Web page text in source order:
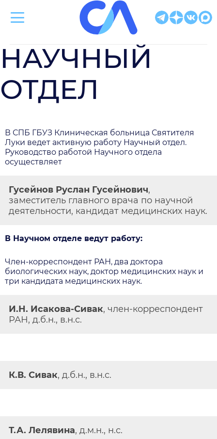
НАУЧНЫЙ
ОТДЕЛ
В СПБ ГБУЗ Клиническая больница Святителя
Луки ведет активную работу Научный отдел.
Руководство работой Научного отдела
осуществляет
Гусейнов Руслан Гусейнович,
заместитель главного врача по научной
деятельности, кандидат медицинских наук.
В Научном отделе ведут работу:
Член-корреспондент РАН, два доктора
биологических наук, доктор медицинских наук и
три кандидата медицинских наук.
И.Н. Исакова-Сивак, член-корреспондент
РАН, д.б.н., в.н.с.
К.В. Сивак, д.б.н., в.н.с.
Т.А. Лелявина, д.м.н., н.с.